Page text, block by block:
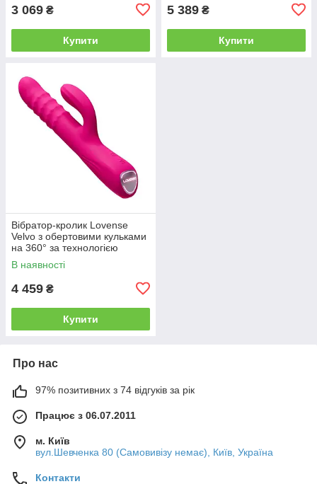
3 069 ₴
Купити
5 389 ₴
Купити
Вібратор-кролик Lovense
Velvo з обертовими кульками
на 360° за технологією
WaveRoller
В наявності
4 459 ₴
Купити
Про нас
97% позитивних з 74 відгуків за рік
Працює з 06.07.2011
м. Київ
вул.Шевченка 80 (Самовивізу немає), Київ, Україна
Контакти